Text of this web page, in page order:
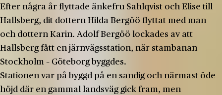
Efter några år flyttade änkefru Sahlqvist och Elise till
Hallsberg, dit dottern Hilda Bergöö flyttat med man
och dottern Karin. Adolf Bergöö lockades av att
Hallsberg fått en järnvägsstation, när stambanan
Stockholm – Göteborg byggdes.
Stationen var på byggd på en sandig och närmast öde
höjd där en gammal landsväg gick fram, men